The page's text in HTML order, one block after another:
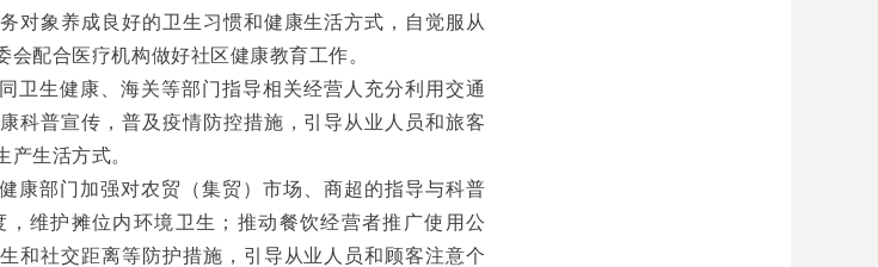
对象养成良好的卫生习惯和健康生活方式，自觉服从
配合医疗机构做好社区健康教育工作。
卫生健康、海关等部门指导相关经营人充分利用交通
科普宣传，普及疫情防控措施，引导从业人员和旅客
生活方式。
康部门加强对农贸（集贸）市场、商超的指导与科普
维护摊位内环境卫生；推动餐饮经营者推广使用公
和社交距离等防护措施，引导从业人员和顾客注意个